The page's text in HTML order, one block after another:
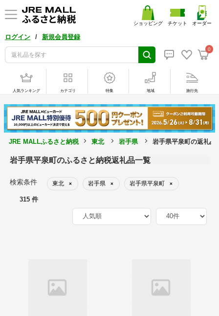
ログイン / 新規会員登録
0
ショッピング チケット オーダー
人気ランキング カテゴリ 特集 地域 旅行先
JRE MALLふるさと納税 東北 岩手県 岩手県平泉町の返礼品
岩手県平泉町のふるさと納税返礼品一覧
検索条件 東北 × 岩手県 × 岩手県平泉町 ×
315 件